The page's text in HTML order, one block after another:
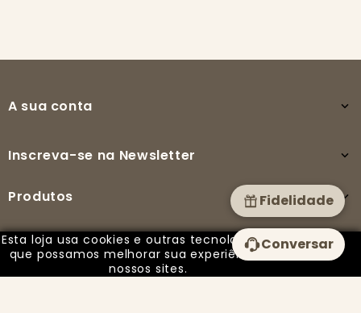
A sua conta 
Inscreva-se na Newsletter 
Produtos 
A nossa empresa 
Esta loja usa cookies e outras tecnologias para
que possamos melhorar sua experiência em
nossos sites.
Conversar
Fidelidade